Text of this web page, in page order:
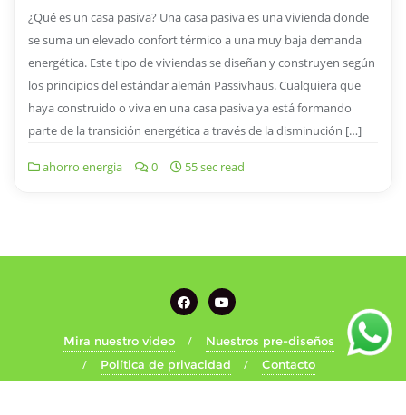
¿Qué es un casa pasiva? Una casa pasiva es una vivienda donde
se suma un elevado confort térmico a una muy baja demanda
energética. Este tipo de viviendas se diseñan y construyen según
los principios del estándar alemán Passivhaus. Cualquiera que
haya construido o viva en una casa pasiva ya está formando
parte de la transición energética a través de la disminución […]
ahorro energia 0 55 sec read
Mira nuestro video
Nuestros pre-diseños
Política de privacidad
Contacto